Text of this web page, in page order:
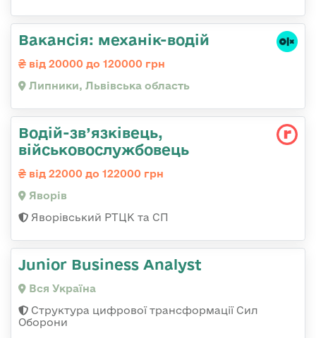
Вакансія: механік-водій
від 20000 до 120000 грн
Липники, Львівська область
Водій-зв’язківець,
військовослужбовець
від 22000 до 122000 грн
Яворів
Яворівський РТЦК та СП
Junior Business Analyst
Вся Україна
Структура цифрової трансформації Сил
Оборони